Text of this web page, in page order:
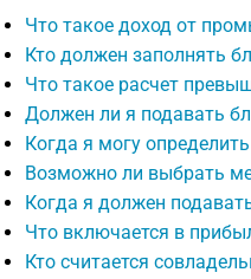
Что такое доход от
Кто должен заполнять
Что такое расчет
Должен ли я подавать
Когда я могу
Возможно ли выбрать
Когда я должен
Что включается в
Кто считается